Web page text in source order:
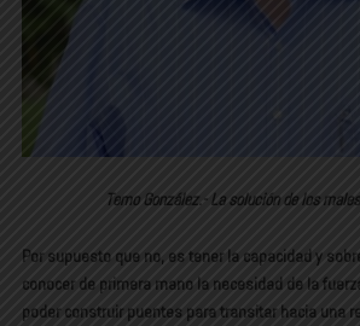
Temo González.- La solución de los
Por supuesto que no, es tener la capacidad y
conocer de primera mano la necesidad de la
poder construir puentes para transitar hacia una